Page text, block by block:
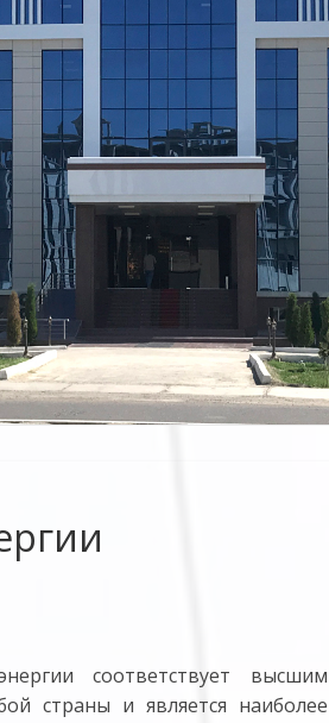
соответствует высшим
страны и является наиболее